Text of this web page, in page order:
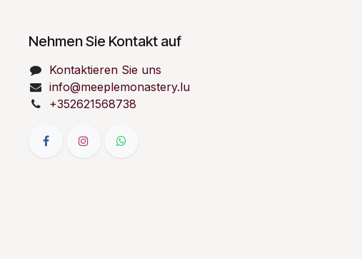
Nehmen Sie Kontakt auf
Kontaktieren Sie uns
info@meeplemonastery.lu
+352621568738